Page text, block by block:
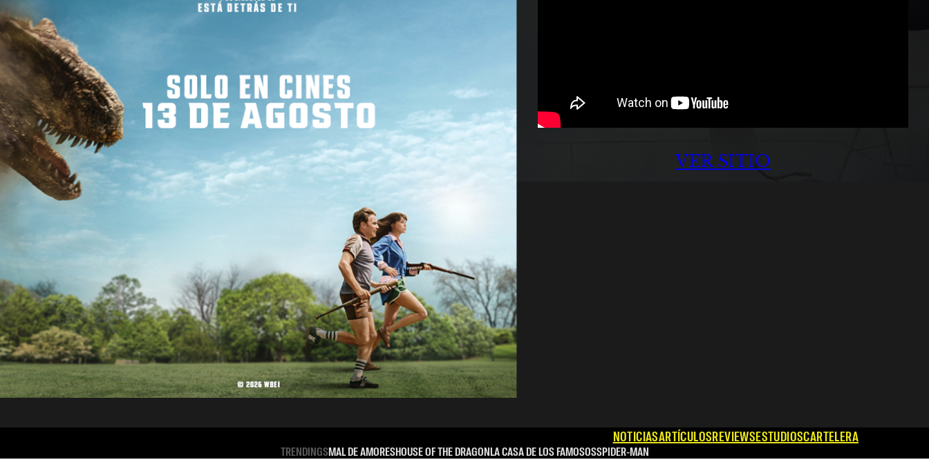
VER SITIO
NOTICIASARTÍCULOSREVIEWSESTUDIOSCARTELERA
TRENDINGSMAL DE AMORESHOUSE OF THE DRAGONLA CASA DE LOS FAMOSOSSPIDER-MAN